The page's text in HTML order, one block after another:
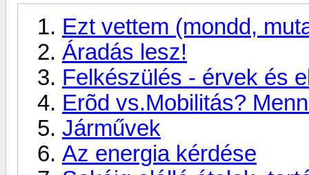
Ezt vettem (mondd,
Áradás lesz!
Felkészülés - érvek és
Erõd vs.Mobilitás?
Járművek
Az energia kérdése